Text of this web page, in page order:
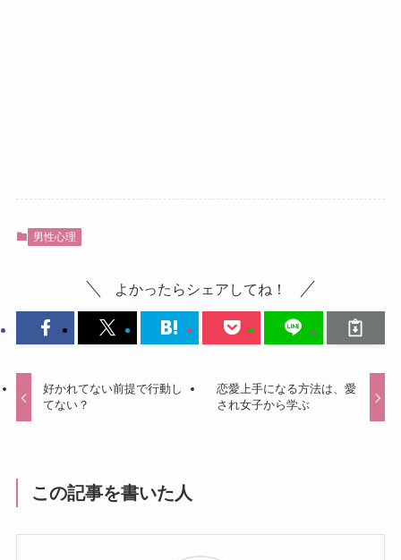
男性心理
よかったらシェアしてね！
好かれてない前提で行動し
てない？
恋愛上手になる方法は、愛
され女子から学ぶ
この記事を書いた人